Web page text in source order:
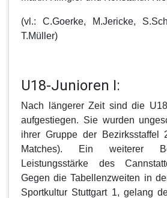
(vl.: C.Goerke, M.Jericke,
T.Müller)
U18-Junioren I:
Nach längerer Zeit sind die
aufgestiegen. Sie wurden
ihrer Gruppe der Bezirksstaffel
Matches). Ein weiterer
Leistungsstärke des
Gegen die Tabellenzweiten in
Sportkultur Stuttgart 1, gelang